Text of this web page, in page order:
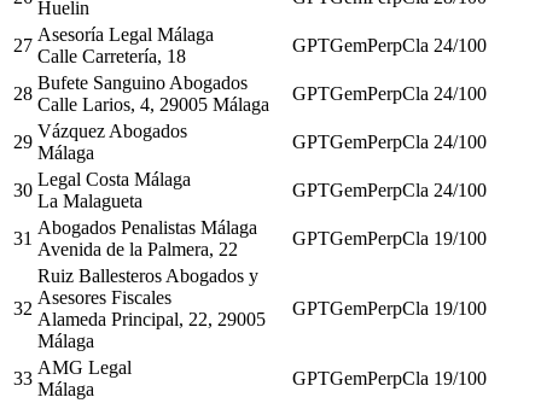
Huelin
27
Asesoría Legal Málaga
Calle Carretería, 18
GPTGemPerpCla 24/100
28
Bufete Sanguino Abogados
Calle Larios, 4, 29005 Málaga
GPTGemPerpCla 24/100
29
Vázquez Abogados
Málaga
GPTGemPerpCla 24/100
30
Legal Costa Málaga
La Malagueta
GPTGemPerpCla 24/100
31
Abogados Penalistas Málaga
Avenida de la Palmera, 22
GPTGemPerpCla 19/100
32
Ruiz Ballesteros Abogados y
Asesores Fiscales
Alameda Principal, 22, 29005
Málaga
GPTGemPerpCla 19/100
33
AMG Legal
Málaga
GPTGemPerpCla 19/100